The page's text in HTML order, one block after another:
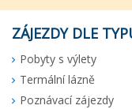
ZÁJEZDY DLE
Pobyty s výlety
Termální lázně
Poznávací zájezdy